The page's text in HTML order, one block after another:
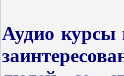
Аудио курсы